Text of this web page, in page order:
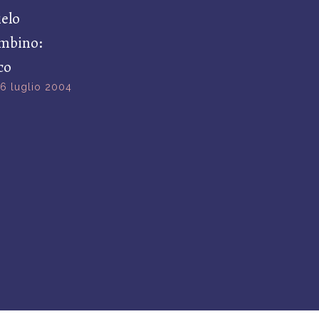
6 luglio 2004